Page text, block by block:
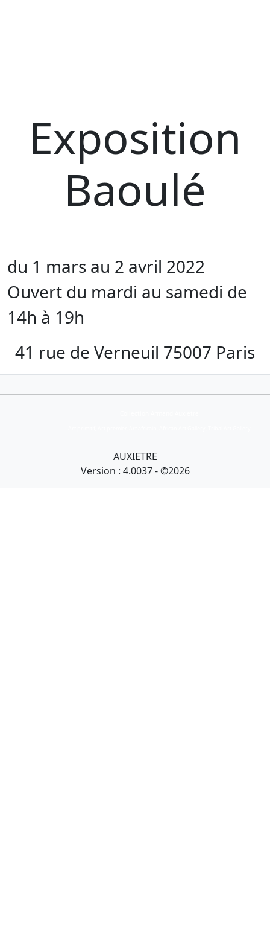
Exposition
Baoulé
du 1 mars au 2 avril 2022
Ouvert du mardi au samedi de
14h à 19h
41 rue de Verneuil 75007 Paris
AUXIETRE
Version : 4.0037 - ©2026